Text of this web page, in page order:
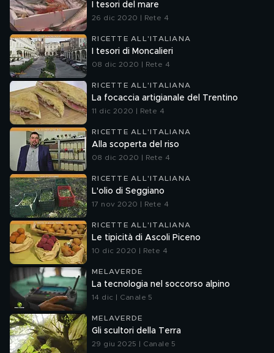
I tesori del mare
26 dic 2020 | Rete 4
RICETTE ALL'ITALIANA
I tesori di Moncalieri
08 dic 2020 | Rete 4
RICETTE ALL'ITALIANA
La focaccia artigianale del Trentino
11 dic 2020 | Rete 4
RICETTE ALL'ITALIANA
Alla scoperta del riso
08 dic 2020 | Rete 4
RICETTE ALL'ITALIANA
L'olio di Seggiano
17 nov 2020 | Rete 4
RICETTE ALL'ITALIANA
Le tipicità di Ascoli Piceno
10 dic 2020 | Rete 4
MELAVERDE
La tecnologia nel soccorso alpino
14 dic | Canale 5
MELAVERDE
Gli scultori della Terra
29 giu 2025 | Canale 5